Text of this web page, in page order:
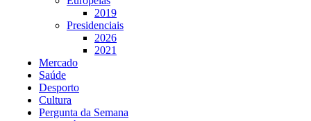
2019
Presidenciais
2026
2021
Mercado
Saúde
Desporto
Cultura
Pergunta da Semana